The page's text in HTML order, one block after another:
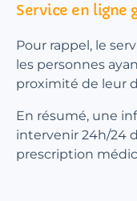
Service en ligne
Pour rappel, le
les personnes
proximité de leur
En résumé, une
intervenir 24h/24
prescription